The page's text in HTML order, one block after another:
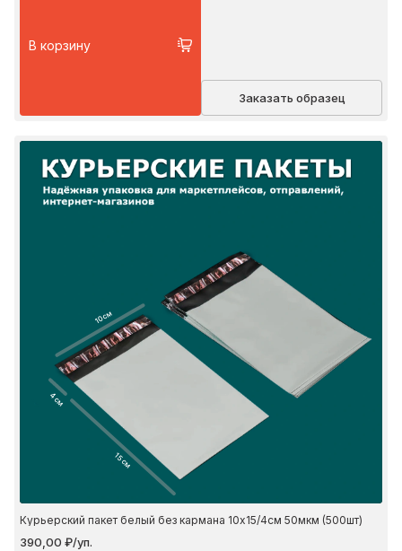
В корзину
Заказать образец
10 см
4 см
15 см
Курьерский пакет белый без кармана 10х15/4см 50мкм (500шт)
390,00 ₽/уп.